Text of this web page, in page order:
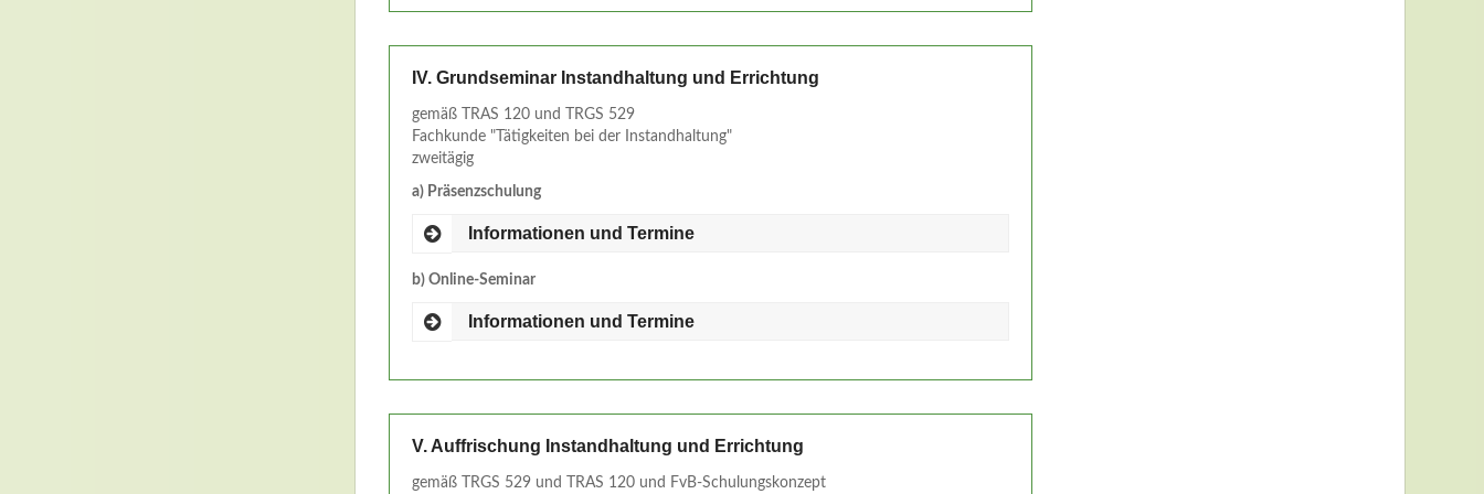
IV. Grundseminar Instandhaltung und Errichtung
gemäß TRAS 120 und TRGS 529
Fachkunde "Tätigkeiten bei der Instandhaltung"
zweitägig
a) Präsenzschulung
Informationen und Termine
b) Online-Seminar
Informationen und Termine
V. Auffrischung Instandhaltung und Errichtung
gemäß TRGS 529 und TRAS 120 und FvB-Schulungskonzept